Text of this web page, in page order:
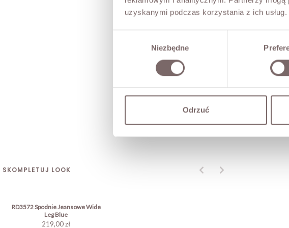
uzyskanymi podczas korzystania z ich usług.
Niezbędne
Odrzuć
SKOMPLETUJ LOOK
RD3572 Spodnie Jeansowe Wide
Leg Blue
219,00 zł